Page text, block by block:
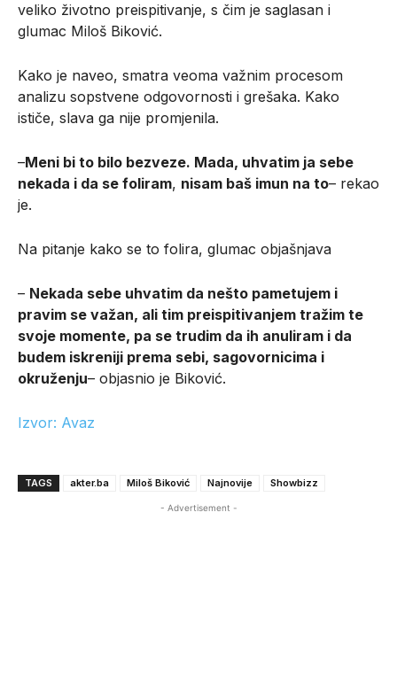
veliko životno preispitivanje, s čim je saglasan i
glumac Miloš Biković.
Kako je naveo, smatra veoma važnim procesom
analizu sopstvene odgovornosti i grešaka. Kako
ističe, slava ga nije promjenila.
–Meni bi to bilo bezveze. Mada, uhvatim ja sebe
nekada i da se foliram, nisam baš imun na to– rekao
je.
Na pitanje kako se to folira, glumac objašnjava
– Nekada sebe uhvatim da nešto pametujem i
pravim se važan, ali tim preispitivanjem tražim te
svoje momente, pa se trudim da ih anuliram i da
budem iskreniji prema sebi, sagovornicima i
okruženju– objasnio je Biković.
Izvor: Avaz
TAGS akter.ba Miloš Biković Najnovije Showbizz
- Advertisement -